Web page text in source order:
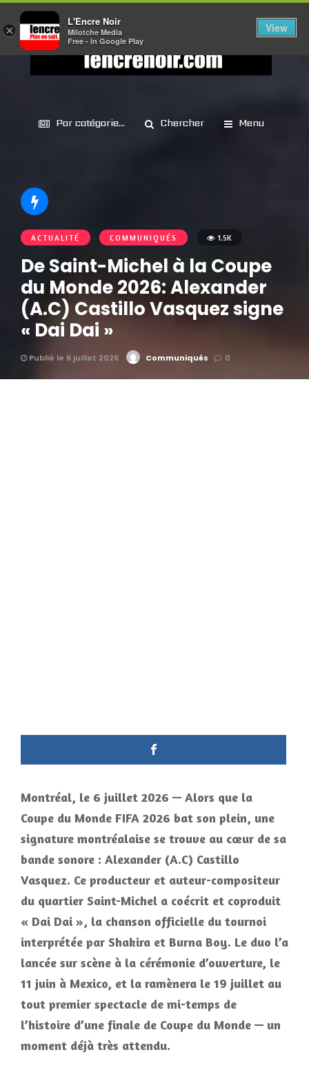
Par catégorie... Chercher Menu
ACTUALITÉ COMMUNIQUÉS 1.5K
De Saint-Michel à la Coupe
du Monde 2026: Alexander
(A.C) Castillo Vasquez signe
« Dai Dai »
Publié le 6 juillet 2026 Communiqués 0
Montréal, le 6 juillet 2026 — Alors que la
Coupe du Monde FIFA 2026 bat son plein, une
signature montréalaise se trouve au cœur de sa
bande sonore : Alexander (A.C) Castillo
Vasquez. Ce producteur et auteur-compositeur
du quartier Saint-Michel a coécrit et coproduit
« Dai Dai », la chanson officielle du tournoi
interprétée par Shakira et Burna Boy. Le duo l’a
lancée sur scène à la cérémonie d’ouverture, le
11 juin à Mexico, et la ramènera le 19 juillet au
tout premier spectacle de mi-temps de
l’histoire d’une finale de Coupe du Monde — un
moment déjà très attendu.
×
L'Encre Noir
Milotche Media
Free - In Google Play
View